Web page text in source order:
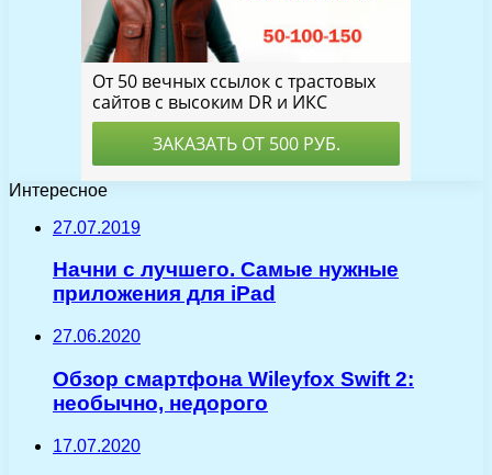
Интересное
27.07.2019
Начни с лучшего. Самые нужные
приложения для iPad
27.06.2020
Обзор смартфона Wileyfox Swift 2:
необычно, недорого
17.07.2020